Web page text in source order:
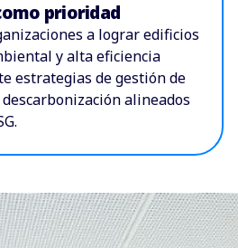
prioridad
a lograr edificios
y alta eficiencia
estrategias de gestión de
alineados